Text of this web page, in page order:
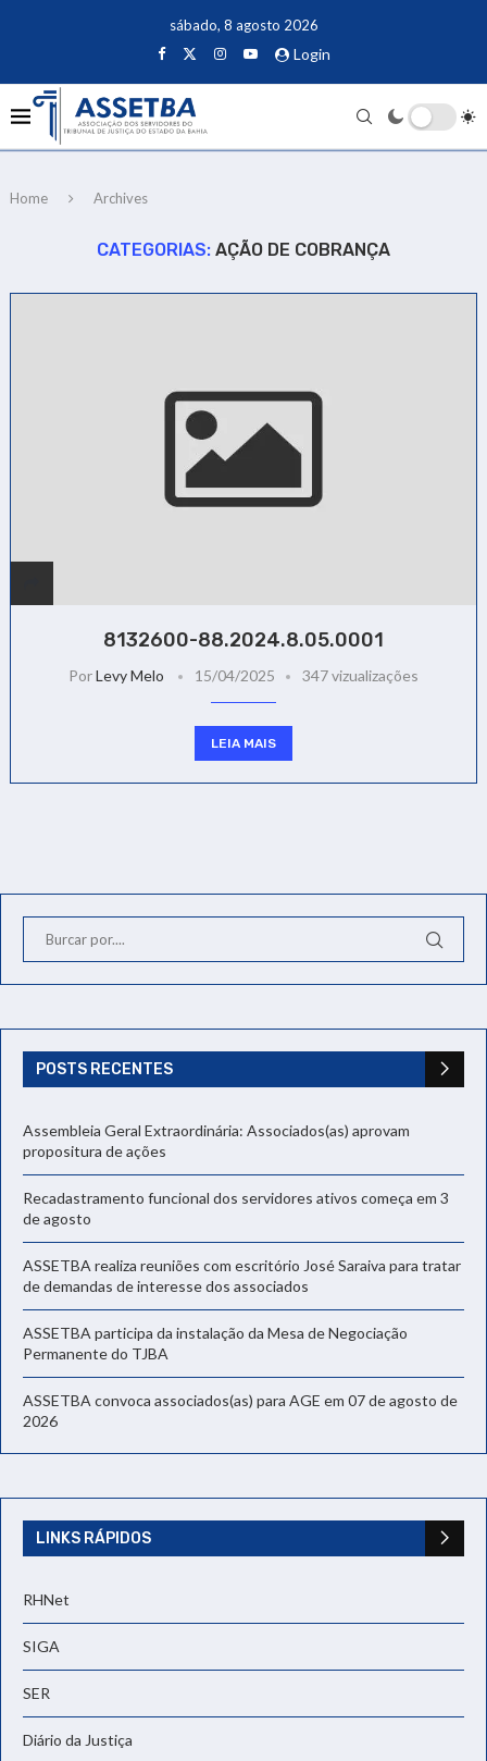
sábado, 8 agosto 2026
Login
Home Archives
CATEGORIAS: AÇÃO DE COBRANÇA
8132600-88.2024.8.05.0001
PorLevy Melo 15/04/2025 347 vizualizações
LEIA MAIS
POSTS RECENTES
Assembleia Geral Extraordinária: Associados(as) aprovam
propositura de ações
Recadastramento funcional dos servidores ativos começa em 3
de agosto
ASSETBA realiza reuniões com escritório José Saraiva para tratar
de demandas de interesse dos associados
ASSETBA participa da instalação da Mesa de Negociação
Permanente do TJBA
ASSETBA convoca associados(as) para AGE em 07 de agosto de
2026
LINKS RÁPIDOS
RHNet
SIGA
SER
Diário da Justiça